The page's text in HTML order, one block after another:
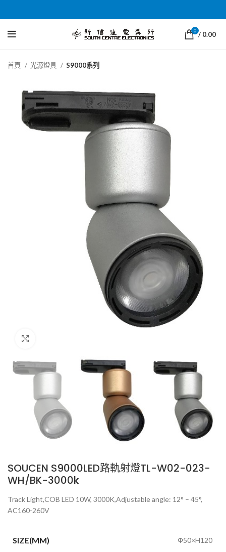
0 / 0.00
首頁 光源燈具 S9000系列
SOUCEN S9000LED路軌射燈TL-W02-023-
WH/BK-3000k
Track Light,COB LED 10W, 3000K,Adjustable angle: 12° – 45°,
AC160-260V
SIZE(MM) Φ50×H120